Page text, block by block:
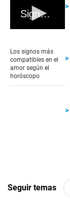
Signos compatibles en el amor
of
3
minutes,
0
Los signos más
compatibles en el
amor según el
horóscopo
Seguir temas